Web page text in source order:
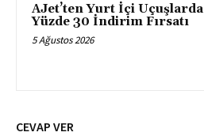
AJet’ten Yurt İçi Uçuşlarda
Yüzde 30 İndirim Fırsatı
5 Ağustos 2026
CEVAP VER